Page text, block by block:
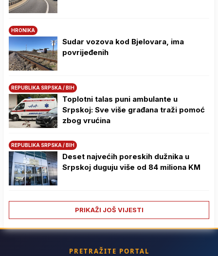
HRONIKA
Sudar vozova kod Bjelovara, ima
povrijeđenih
REPUBLIKA SRPSKA / BIH
Toplotni talas puni ambulante u
Srpskoj: Sve više građana traži pomoć
zbog vrućina
REPUBLIKA SRPSKA / BIH
Deset najvećih poreskih dužnika u
Srpskoj duguju više od 84 miliona KM
PRIKAŽI JOŠ VIJESTI
PRETRAŽITE PORTAL